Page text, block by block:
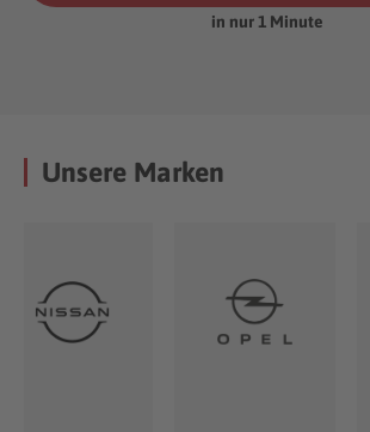
in nur 1 Minute
Unsere Marken